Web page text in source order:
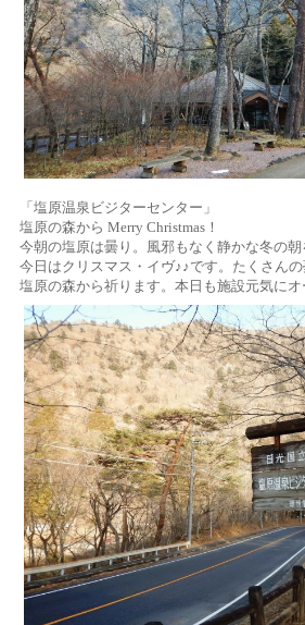
「塩原温泉ビジターセンター」
塩原の森から Merry Christmas！
今朝の塩原は曇り。風邪もなく静かな冬の朝
今日はクリスマス・イヴ♪♪です。たくさん
塩原の森から祈ります。本日も施設元気に